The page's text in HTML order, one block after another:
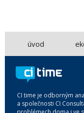
úvod
CI time je odborným
a společnosti CI